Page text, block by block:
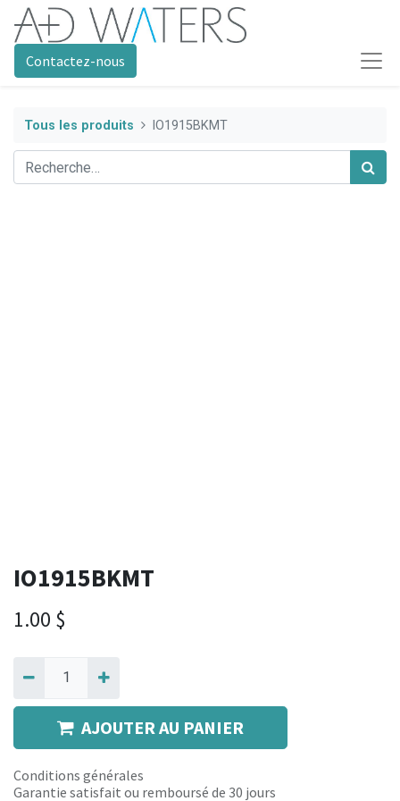
Contactez-nous
Tous les produits IO1915BKMT
IO1915BKMT
1.00 $
AJOUTER AU PANIER
Conditions générales
Garantie satisfait ou remboursé de 30 jours